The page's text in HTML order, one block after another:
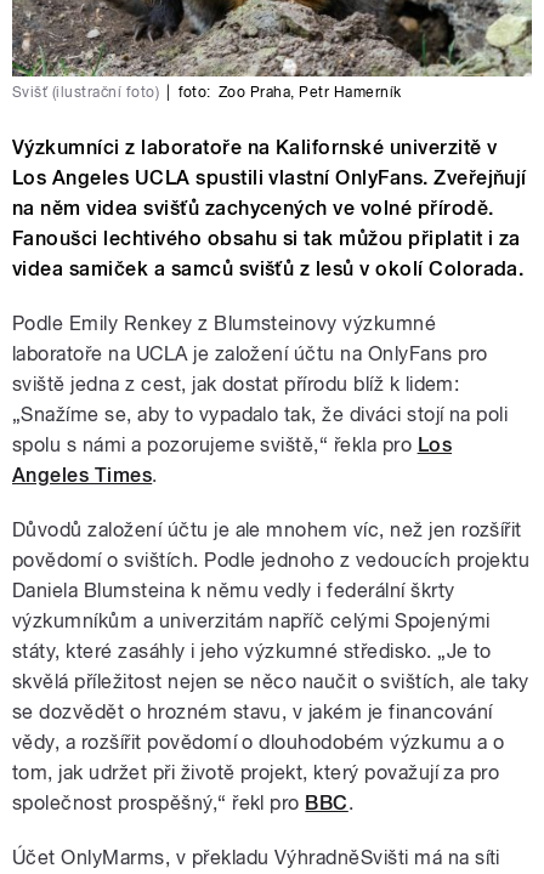
Svišť (ilustrační foto) foto: Zoo Praha, Petr Hamerník
Výzkumníci z laboratoře na Kalifornské univerzitě v
Los Angeles UCLA spustili vlastní OnlyFans. Zveřejňují
na něm videa svišťů zachycených ve volné přírodě.
Fanoušci lechtivého obsahu si tak můžou připlatit i za
videa samiček a samců svišťů z lesů v okolí Colorada.
Podle Emily Renkey z Blumsteinovy výzkumné
laboratoře na UCLA je založení účtu na OnlyFans pro
sviště jedna z cest, jak dostat přírodu blíž k lidem:
„Snažíme se, aby to vypadalo tak, že diváci stojí na poli
spolu s námi a pozorujeme sviště,“ řekla pro Los
Angeles Times.
Důvodů založení účtu je ale mnohem víc, než jen rozšířit
povědomí o svištích. Podle jednoho z vedoucích projektu
Daniela Blumsteina k němu vedly i federální škrty
výzkumníkům a univerzitám napříč celými Spojenými
státy, které zasáhly i jeho výzkumné středisko. „Je to
skvělá příležitost nejen se něco naučit o svištích, ale taky
se dozvědět o hrozném stavu, v jakém je financování
vědy, a rozšířit povědomí o dlouhodobém výzkumu a o
tom, jak udržet při životě projekt, který považují za pro
společnost prospěšný,“ řekl pro BBC.
Účet OnlyMarms, v překladu VýhradněSvišti má na síti